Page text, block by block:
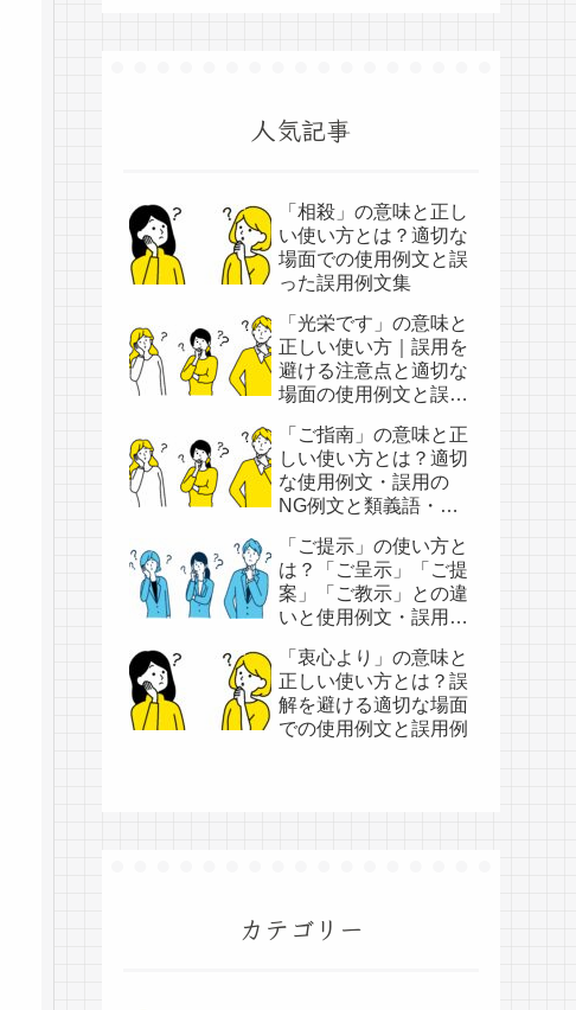
人気記事
「相殺」の意味と正し
い使い方とは？適切な
場面での使用例文と誤
った誤用例文集
「光栄です」の意味と
正しい使い方｜誤用を
避ける注意点と適切な
場面の使用例文と誤用
「ご指南」の意味と正
しい使い方とは？適切
な使用例文・誤用の
NG例文と類義語・類
「ご提示」の使い方と
は？「ご呈示」「ご提
案」「ご教示」との違
いと使用例文・誤用例
「衷心より」の意味と
正しい使い方とは？誤
解を避ける適切な場面
での使用例文と誤用例
カテゴリー